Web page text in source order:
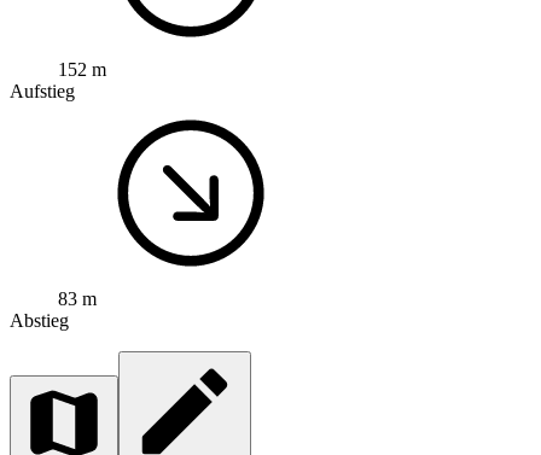
152 m
Aufstieg
83 m
Abstieg